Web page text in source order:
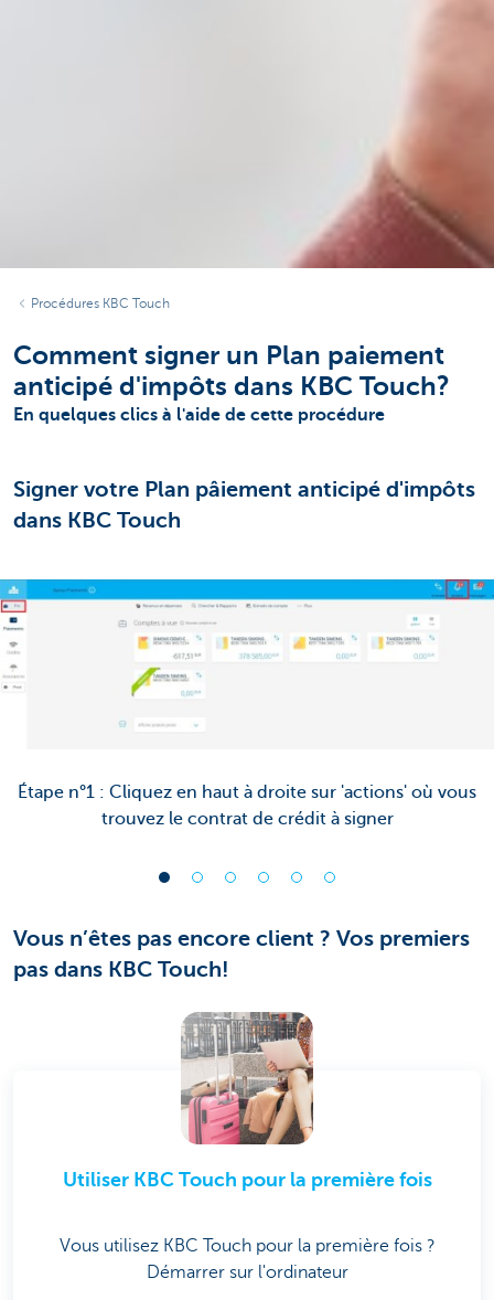
Procédures KBC Touch
Comment signer un Plan paiement
anticipé d'impôts dans KBC Touch?
En quelques clics à l'aide de cette procédure
Signer votre Plan pâiement anticipé d'impôts
dans KBC Touch
Étape n°1 : Cliquez en haut à droite sur 'actions' où vous
trouvez le contrat de crédit à signer
Vous n’êtes pas encore client ? Vos premiers
pas dans KBC Touch!
Utiliser KBC Touch pour la première fois
Vous utilisez KBC Touch pour la première fois ?
Démarrer sur l'ordinateur